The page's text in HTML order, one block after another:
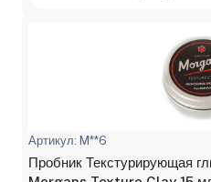
Артикул: M**6
Пробник Текстурирующая